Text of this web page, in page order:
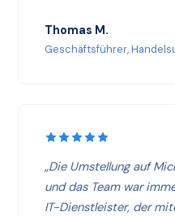
Thomas M.
Geschäftsführer,
„Die Umstellung auf
und das Team war
IT-Dienstleister, der